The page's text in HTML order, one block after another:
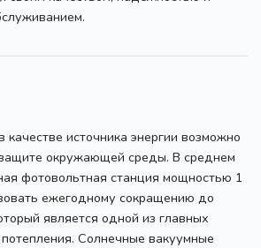
качестве источника энергии возможно
окружающей среды. В среднем
фотовольтная станция мощностью 1
ежегодному сокращению до
является одной из главных
Солнечные вакуумные